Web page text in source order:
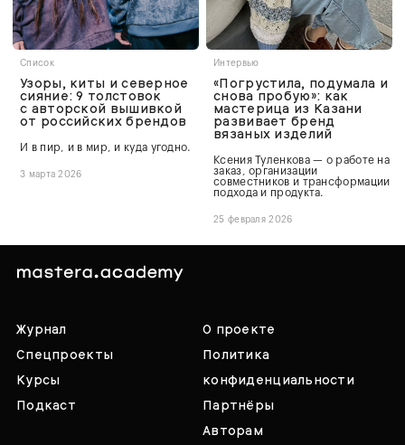
Список
Узоры, киты и северное
сияние: 9 толстовок
с авторской вышивкой
от российских брендов
И в пир, и в мир, и куда угодно.
3 марта 2026
Интервью
«Погрустила, подумала и
снова пробую»: как
мастерица из Казани
развивает бренд
вязаных изделий
Ксения Туленкова — о работе на
заказ, организации
совместников и трансформации
подхода и продукта.
25 февраля 2026
Журнал
Спецпроекты
Курсы
Подкаст
О проекте
Политика
конфиденциальности
Партнёры
Авторам